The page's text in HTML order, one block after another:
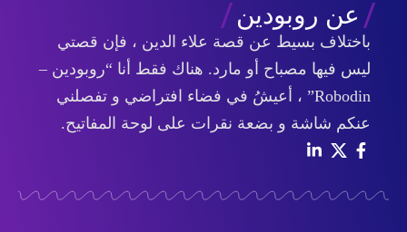
عن روبودين
باختلاف بسيط عن قصة علاء الدين ، فإن قصتي
ليس فيها مصباح أو مارد. هناك فقط أنا “روبودين –
Robodin” ، أعيشُ في فضاء افتراضي و تفصلني
عنكم شاشة و بضعة نقرات على لوحة المفاتيح.